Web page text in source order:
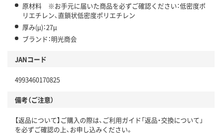
原材料 ※お手元に届いた商品を必ずご確認ください：低密度ポ
リエチレン、直鎖状低密度ポリエチレン
厚み(μ)：27μ
ブランド：明光商会
JANコード
4993460170825
備考（ご注意）
【返品について】ご購入の際は、ご利用ガイド「返品・交換について」
を必ずご確認の上、お申し込みください。